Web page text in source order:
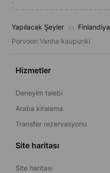
Yapılacak Şeyler Finlandiya
Porvoon Vanha kaupunki
Hizmetler
Deneyim talebi
Araba kiralama
Transfer rezervasyonu
Site haritası
Site haritası